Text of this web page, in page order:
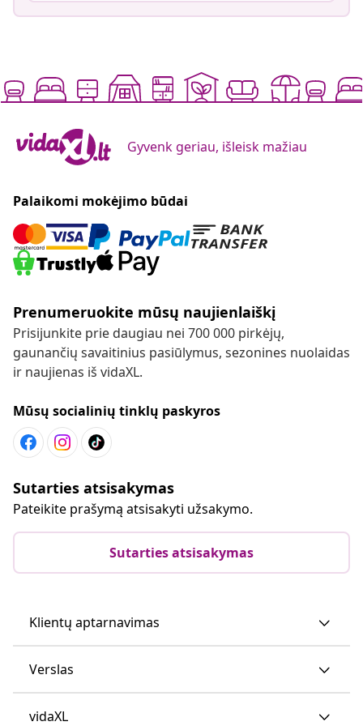
Gyvenk geriau, išleisk mažiau
Palaikomi mokėjimo būdai
Prenumeruokite mūsų naujienlaiškį
Prisijunkite prie daugiau nei 700 000 pirkėjų,
gaunančių savaitinius pasiūlymus, sezonines nuolaidas
ir naujienas iš vidaXL.
Mūsų socialinių tinklų paskyros
Sutarties atsisakymas
Pateikite prašymą atsisakyti užsakymo.
Sutarties atsisakymas
Klientų aptarnavimas
Verslas
vidaXL